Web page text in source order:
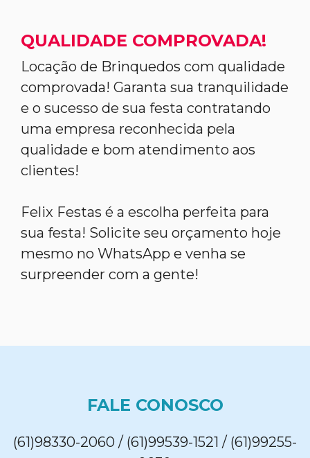
QUALIDADE COMPROVADA!
Locação de Brinquedos com qualidade
comprovada! Garanta sua tranquilidade
e o sucesso de sua festa contratando
uma empresa reconhecida pela
qualidade e bom atendimento aos
clientes!
Felix Festas é a escolha perfeita para
sua festa! Solicite seu orçamento hoje
mesmo no WhatsApp e venha se
surpreender com a gente!
FALE CONOSCO
(61)98330-2060 / (61)99539-1521 / (61)99255-